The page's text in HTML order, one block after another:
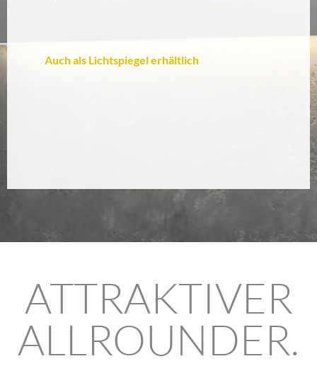
Auch als Lichtspiegel erhältlich
ATTRAKTIVER
ALLROUNDER.